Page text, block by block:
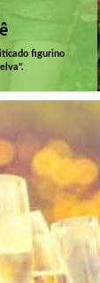
figurino